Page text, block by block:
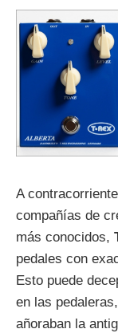
A
compañías de
más conocidos,
pedales con
Esto puede
en las
añoraban la